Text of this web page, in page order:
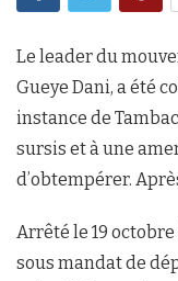
Le leader du
Gueye Dani, a été
instance de
sursis et à une
d’obtempérer.
Arrêté le 19
sous mandat de